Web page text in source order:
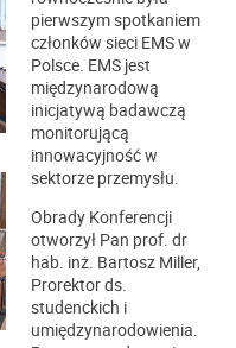
pierwszym spotkaniem
członków sieci EMS w
Polsce. EMS jest
międzynarodową
inicjatywą badawczą
monitorującą
innowacyjność w
sektorze przemysłu.
Obrady Konferencji
otworzył Pan prof. dr
hab. inż. Bartosz Miller,
Prorektor ds.
studenckich i
umiędzynarodowienia.